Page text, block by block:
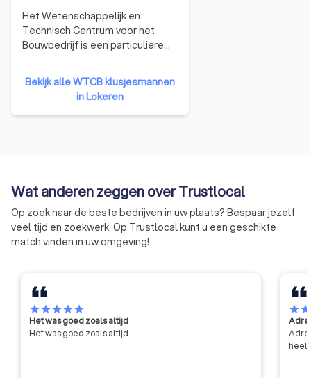
Het Wetenschappelijk en
Technisch Centrum voor het
Bouwbedrijf is een particuliere
in 1960 om het toegepaste
onderzoek in de industrie te
bevorderen en zo het
concurrentievermogen te
verlenen van technische
voorlichting, bijstand en advies
aan zijn leden, en het bijdragen
tot de algemene innovatie en
ontwikkeling in de bouwsector,
van de industrie en de overheid.
Bekijk alle WTCB klusjesmannen
in Lokeren
Wat anderen zeggen over Trustlocal
Op zoek naar de beste bedrijven in uw plaats? Bespaar jezelf
veel tijd en zoekwerk. Op Trustlocal kunt u een geschikte
match vinden in uw omgeving!
starstarstarstarstar
Het was goed zoals altijd
Het was goed zoals altijd
starstar
heel